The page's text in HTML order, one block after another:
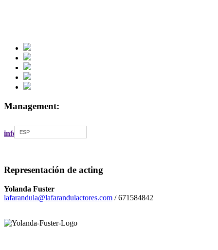
ESP
Management:
info@andreurife.com
Representación de acting
Yolanda Fuster
lafarandula@lafarandulactores.com / 671584842